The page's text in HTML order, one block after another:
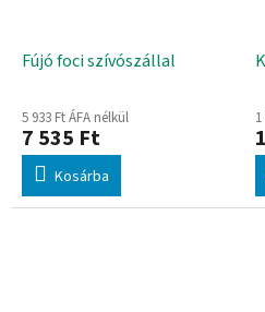
Fújó foci szívószállal
5 933 Ft ÁFA nélkül
7 535 Ft
Kosárba